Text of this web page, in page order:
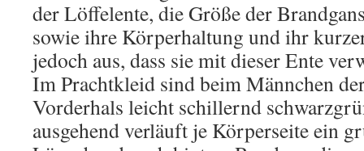
der Löffelente, die Größe der
sowie ihre Körperhaltung und ihr
jedoch aus, dass sie mit dieser Ente
Im Prachtkleid sind beim Männchen
Vorderhals leicht schillernd
ausgehend verläuft je Körperseite ein